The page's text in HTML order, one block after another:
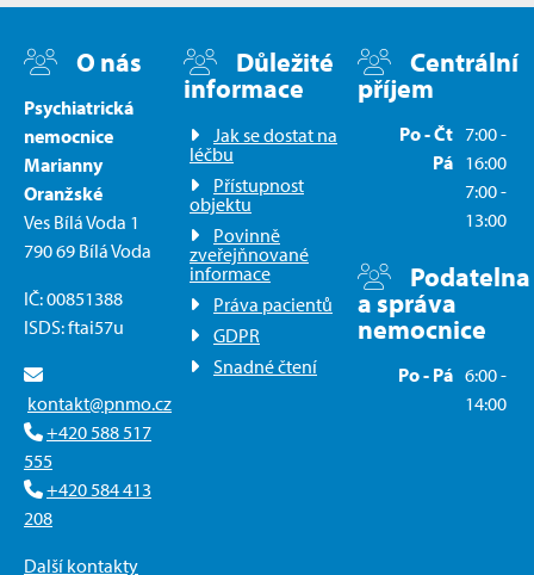
O nás
Psychiatrická
nemocnice
Marianny
Oranžské
Ves Bílá Voda 1
790 69 Bílá Voda
IČ: 00851388
ISDS: ftai57u
kontakt@pnmo.cz
+420 588 517
555
+420 584 413
208
Další kontakty
Důležité
informace
Jak se dostat na
léčbu
Přístupnost
objektu
Povinně
zveřejňnované
informace
Práva pacientů
GDPR
Snadné čtení
Centrální
příjem
Po - Čt
Pá
7:00 -
16:00
7:00 -
13:00
Podatelna
a správa
nemocnice
Po - Pá 6:00 -
14:00